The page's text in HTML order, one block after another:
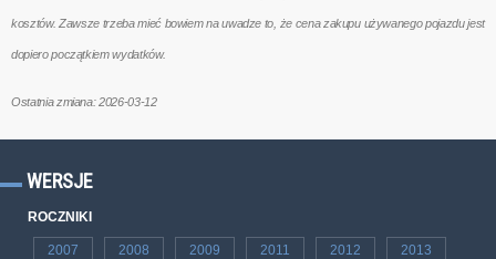
kosztów. Zawsze trzeba mieć bowiem na uwadze to, że cena zakupu używanego pojazdu jest
dopiero początkiem wydatków.
Ostatnia zmiana: 2026-03-12
WERSJE
ROCZNIKI
2007 2008 2009 2011 2012 2013